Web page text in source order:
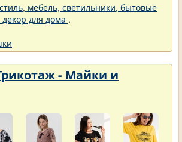
мебель, светильники, бытовые
для дома .
- Майки и